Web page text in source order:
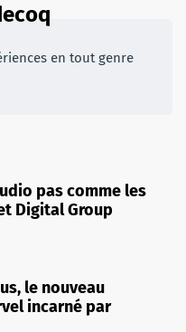
en tout genre
pas comme les
Digital Group
le nouveau
incarné par